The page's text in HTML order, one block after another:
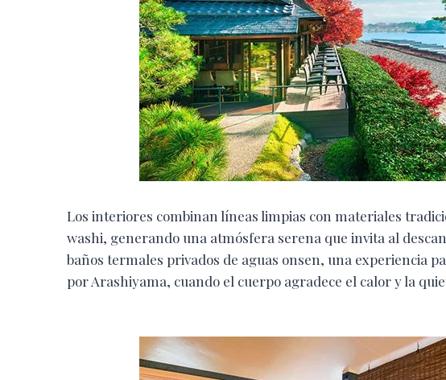
Los interiores combinan líneas limpias con materiales
washi, generando una atmósfera serena que invita al
baños termales privados de aguas onsen, una experiencia
por Arashiyama, cuando el cuerpo agradece el calor y la